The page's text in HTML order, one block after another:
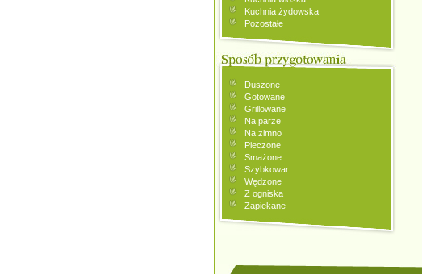
Kuchnia żydowska
Pozostałe
Duszone
Gotowane
Grillowane
Na parze
Na zimno
Pieczone
Smażone
Szybkowar
Wędzone
Z ogniska
Zapiekane